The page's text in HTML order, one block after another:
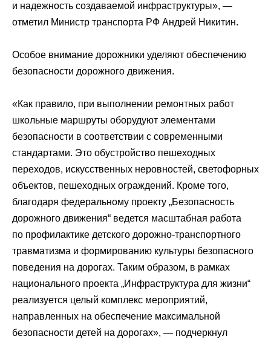
и надежность создаваемой инфраструктуры», ―
отметил Министр транспорта РФ Андрей Никитин.
Особое внимание дорожники уделяют обеспечению
безопасности дорожного движения.
«Как правило, при выполнении ремонтных работ
школьные маршруты оборудуют элементами
безопасности в соответствии с современными
стандартами. Это обустройство пешеходных
переходов, искусственных неровностей, светофорных
объектов, пешеходных ограждений. Кроме того,
благодаря федеральному проекту „Безопасность
дорожного движения“ ведется масштабная работа
по профилактике детского дорожно-транспортного
травматизма и формированию культуры безопасного
поведения на дорогах. Таким образом, в рамках
национального проекта „Инфраструктура для жизни“
реализуется целый комплекс мероприятий,
направленных на обеспечение максимальной
безопасности детей на дорогах», ― подчеркнул